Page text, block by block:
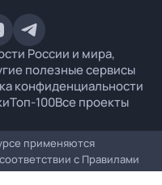
России и мира,
полезные сервисы
конфиденциальности
Топ-100Все проекты
применяются
с Правилами